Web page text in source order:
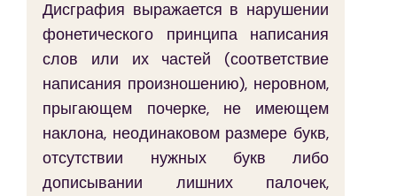
Дисграфия выражается в нарушении
фонетического принципа написания
слов или их частей (соответствие
написания произношению), неровном,
прыгающем почерке, не имеющем
наклона, неодинаковом размере букв,
отсутствии нужных букв либо
дописывании лишних палочек,